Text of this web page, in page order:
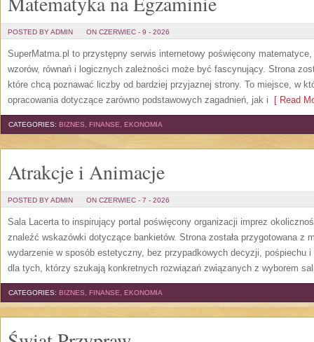
POSTED BY ADMIN ON CZERWIEC - 9 - 2026
SuperMatma.pl to przystępny serwis internetowy poświęcony
wzorów, równań i logicznych zależności może być fascynujący. Strona
które chcą poznawać liczby od bardziej przyjaznej strony. To miejsce, w
opracowania dotyczące zarówno podstawowych zagadnień, jak i [ Read
CATEGORIES: BIZNES, FINANSE, EKONOMIA
Atrakcje i Animacje
POSTED BY ADMIN ON CZERWIEC - 7 - 2026
Sala Lacerta to inspirujący portal poświęcony organizacji imprez
znaleźć wskazówki dotyczące bankietów. Strona została przygotowana z
wydarzenie w sposób estetyczny, bez przypadkowych decyzji, pośpiechu
dla tych, którzy szukają konkretnych rozwiązań związanych z wyborem
CATEGORIES: BIZNES, FINANSE, EKONOMIA